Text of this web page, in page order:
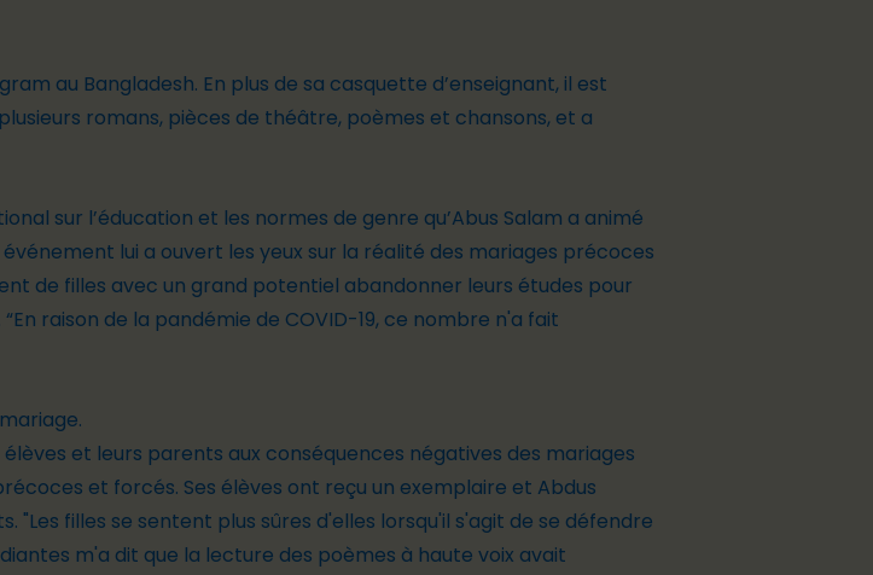
au Bangladesh. En plus de sa casquette d’enseignant, il est
romans, pièces de théâtre, poèmes et chansons, et a
sur l’éducation et les normes de genre qu’Abus Salam a animé
lui a ouvert les yeux sur la réalité des mariages précoces
de filles avec un grand potentiel abandonner leurs études pour
raison de la pandémie de COVID-19, ce nombre n'a fait
et leurs parents aux conséquences négatives des mariages
et forcés. Ses élèves ont reçu un exemplaire et Abdus
"Les filles se sentent plus sûres d'elles lorsqu'il s'agit de se défendre
m'a dit que la lecture des poèmes à haute voix avait